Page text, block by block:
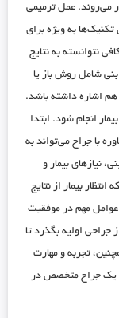
می‌روند. عمل ترمیمی
به ویژه برای
نتوانسته به نتایج
بنی شامل روش باز یا
هم اشاره داشته باشد.
انجام شود. ابتدا
با جراح می‌تواند به
نیازهای بیمار و
بیمار از نتایج
عوامل مهم در موفقیت
اولیه بگذرد تا
تجربه و مهارت
یک جراح متخصص در